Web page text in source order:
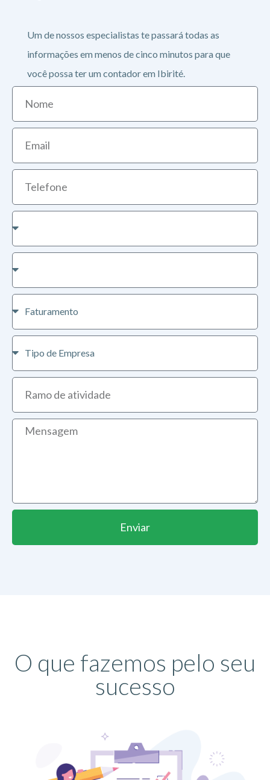
Um de nossos especialistas te passará todas as
informações em menos de cinco minutos para que
você possa ter um contador em Ibirité.
Enviar
O que fazemos pelo seu
sucesso​